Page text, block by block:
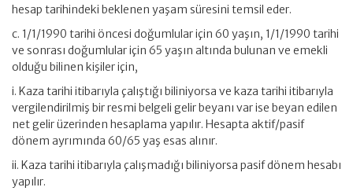
hesap tarihindeki beklenen yaşam süresini temsil eder.
c. 1/1/1990 tarihi öncesi doğumlular için 60 yaşın, 1/1/1990 tarihi
ve sonrası doğumlular için 65 yaşın altında bulunan ve emekli
olduğu bilinen kişiler için,
i. Kaza tarihi itibarıyla çalıştığı biliniyorsa ve kaza tarihi itibarıyla
vergilendirilmiş bir resmi belgeli gelir beyanı var ise beyan edilen
net gelir üzerinden hesaplama yapılır. Hesapta aktif/pasif
dönem ayrımında 60/65 yaş esas alınır.
ii. Kaza tarihi itibarıyla çalışmadığı biliniyorsa pasif dönem hesabı
yapılır.